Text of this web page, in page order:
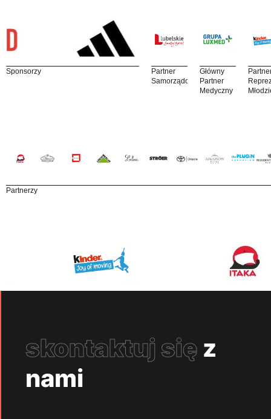
Sponsorzy
Partner
Samorządowy
Główny
Partner
Medyczny
Partnerzy
skontaktuj się z
nami